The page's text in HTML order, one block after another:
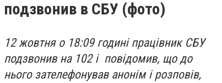
подзвонив в СБУ (фото)
12 жовтня о 18:09 годині працівник СБУ
подзвонив на 102 і повідомив, що до
нього зателефонував анонім і розповів,